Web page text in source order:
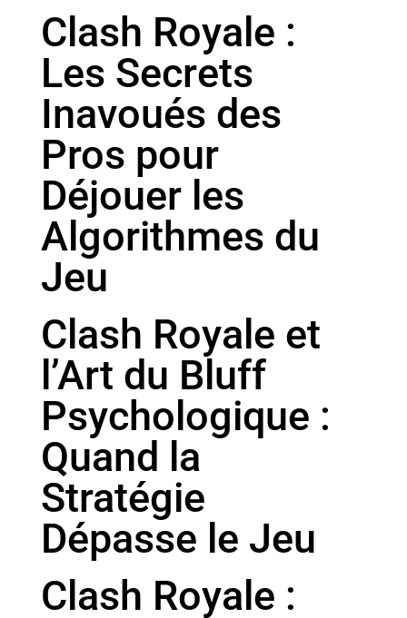
Clash Royale :
Les Secrets
Inavoués des
Pros pour
Déjouer les
Algorithmes du
Jeu
Clash Royale et
l’Art du Bluff
Psychologique :
Quand la
Stratégie
Dépasse le Jeu
Clash Royale :